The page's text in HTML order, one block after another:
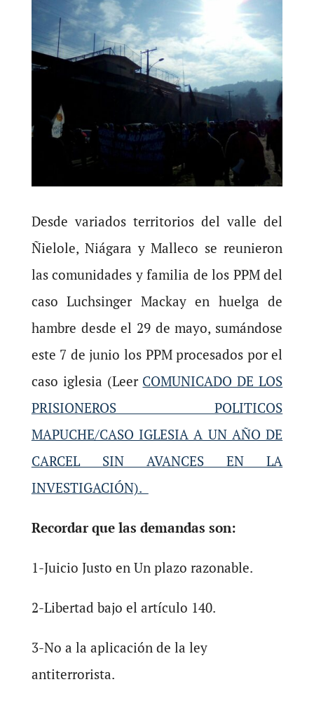
Desde variados territorios del valle del
Ñielole, Niágara y Malleco se reunieron
las comunidades y familia de los PPM del
caso Luchsinger Mackay en huelga de
hambre desde el 29 de mayo, sumándose
este 7 de junio los PPM procesados por el
caso iglesia (Leer COMUNICADO DE LOS
PRISIONEROS POLITICOS
MAPUCHE/CASO IGLESIA A UN AÑO DE
CARCEL SIN AVANCES EN LA
INVESTIGACIÓN).
Recordar que las demandas son:
1-​Juicio Justo en Un plazo razonable.
2-​Libertad bajo el artículo 140.
3-​No a la aplicación de la ley
antiterrorista.